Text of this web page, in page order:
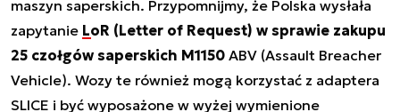
maszyn saperskich. Przypomnijmy, że Polska wysłała
zapytanie LoR (Letter of Request) w sprawie zakupu
25 czołgów saperskich M1150 ABV (Assault Breacher
Vehicle). Wozy te również mogą korzystać z adaptera
SLICE i być wyposażone w wyżej wymienione